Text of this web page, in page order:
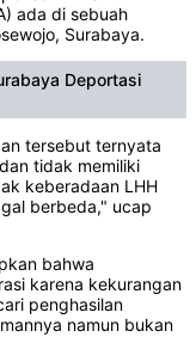
ada di sebuah
Surabaya.
Deportasi
tersebut ternyata
tidak memiliki
keberadaan LHH
berbeda," ucap
bahwa
karena kekurangan
penghasilan
namun bukan